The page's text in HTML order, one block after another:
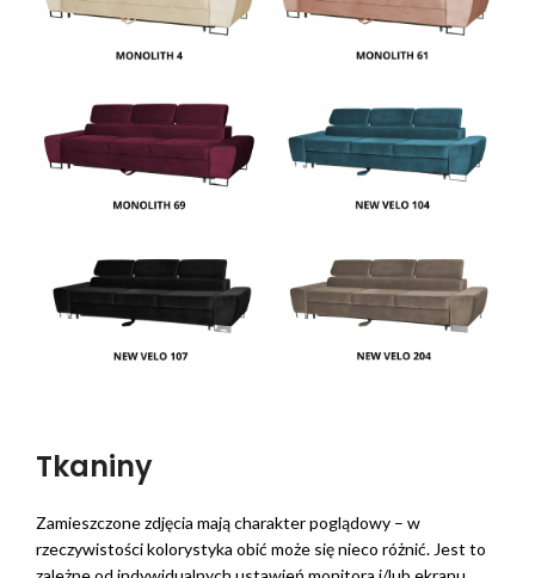
Tkaniny
Zamieszczone zdjęcia mają charakter poglądowy – w
rzeczywistości kolorystyka obić może się nieco różnić. Jest to